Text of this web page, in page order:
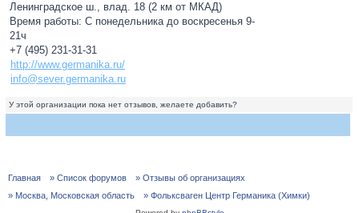
Ленинградское ш., влад. 18 (2 км от МКАД)
Время работы: С понедельника до воскресенья 9-
21ч
+7 (495) 231-31-31
http://www.germanika.ru/
info@sever.germanika.ru
У этой организации пока нет отзывов, желаете добавить?
Главная » Список форумов
» Отзывы об организациях
» Москва, Московская область
» Фольксваген Центр Германика (Химки)